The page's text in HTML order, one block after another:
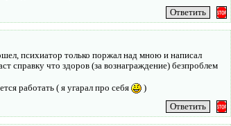
психиатор только поржал над мною и написал
справку что здоров (за вознаграждение) безпроблем
работать ( я угарал про себя
)